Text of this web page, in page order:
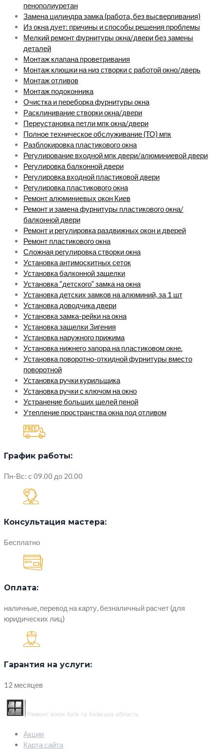
пенополиуретан
Замена цилиндра замка (работа, без высверливания)
Из окна дует: причины и способы решения проблемы
Мелкий ремонт фурнитуры окна/двери без замены
деталей
Монтаж клапана проветривания
Монтаж клюшки на низ створки с работой окно/дверь
Монтаж отливов
Монтаж подоконника
Очистка и переборка фурнитуры окна
Расклинивание створки окна/двери
Переустановка петли мпк окна/двери
Полное техническое обслуживание (ТО) мпк
Разблокировка пластикового окна
Регулирование входной мпк двери/алюминиевой двери
Регулировка балконной двери
Регулировка входной пластиковой двери
Регулировка пластикового окна
Ремонт алюминиевых окон Киев
Ремонт и замена фурнитуры пластикового окна/
балконной двери
Ремонт и регулировка раздвижных окон и дверей
Ремонт пластикового окна
Сложная регулировка створки окна
Установка антимоскитных сеток
Установка балконной защелки
Установка “детского” замка на окна
Установка детских замков на алюминий, за 1 шт
Установка доводчика двери
Установка замка-рейки на окна
Установка защелки Зигения
Установка наружного прижима
Установка нижнего запора на пластиковом окне.
Установка поворотно-откидной фурнитуры вместо
поворотной
Установка ручки курильщика
Установка ручки с ключом на окно
Устранение больших щелей пеной
Утепление пространства окна под отливом
График работы:
Пн-Вс: с 09.00 до 20.00
Консультация мастера:
Бесплатно
Оплата:
наличные, перевод на карту, безналичный расчет (для
юридических лиц)
Гарантия на услуги:
12 месяцев
Акции
Карта сайта